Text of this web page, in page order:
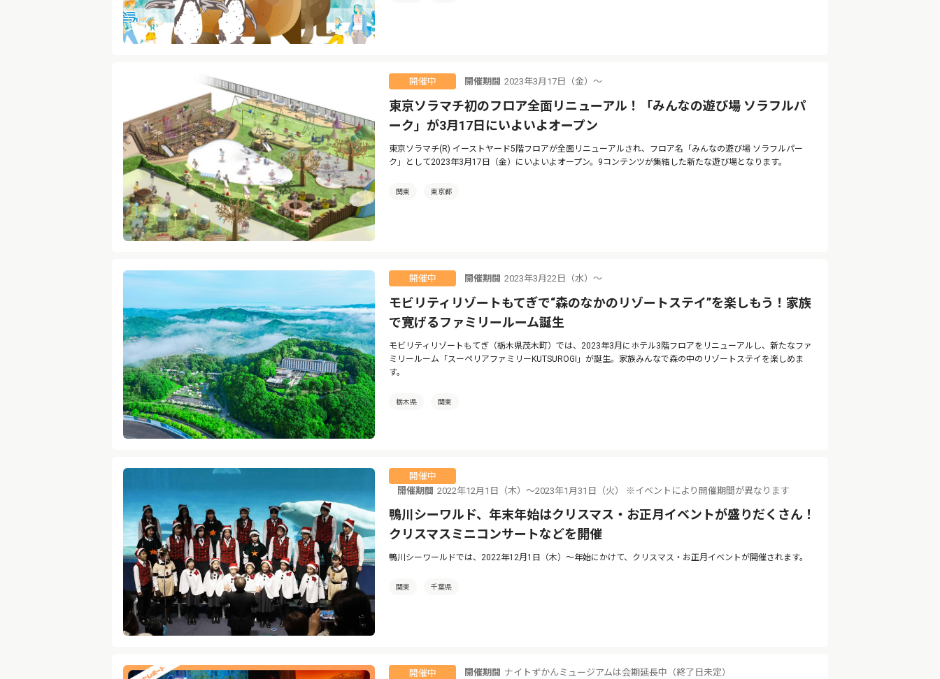
開催中 開催期間 2023年3月17日（金）〜
東京ソラマチ初のフロア全面リニューアル！「みんなの遊び場 ソラフルパ
ーク」が3月17日にいよいよオープン
東京ソラマチ(R) イーストヤード5階フロアが全面リニューアルされ、フロア名「みんなの遊び場 ソラフルパー
ク」として2023年3月17日（金）にいよいよオープン。9コンテンツが集結した新たな遊び場となります。
関東 東京都
開催中 開催期間 2023年3月22日（水）〜
モビリティリゾートもてぎで“森のなかのリゾートステイ”を楽しもう！家族
で寛げるファミリールーム誕生
モビリティリゾートもてぎ（栃木県茂木町）では、2023年3月にホテル3階フロアをリニューアルし、新たなファ
ミリールーム「スーペリアファミリーKUTSUROGI」が誕生。家族みんなで森の中のリゾートステイを楽しめま
す。
栃木県 関東
開催中
開催期間 2022年12月1日（木）〜2023年1月31日（火） ※イベントにより開催期間が異なります
鴨川シーワルド、年末年始はクリスマス・お正月イベントが盛りだくさん！
クリスマスミニコンサートなどを開催
鴨川シーワールドでは、2022年12月1日（木）〜年始にかけて、クリスマス・お正月イベントが開催されます。
関東 千葉県
開催中 開催期間 ナイトずかんミュージアムは会期延長中（終了日未定）